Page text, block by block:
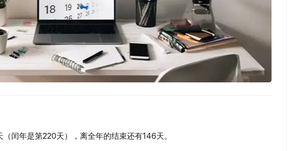
闰年是第220天），离全年的结束还有146天。